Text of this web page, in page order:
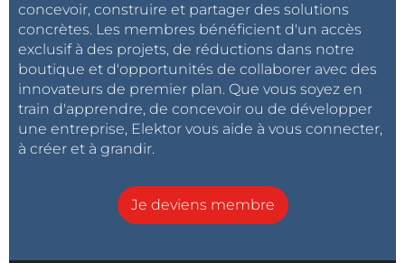
concevoir, construire et partager des solutions
concrètes. Les membres bénéficient d'un accès
exclusif à des projets, de réductions dans notre
boutique et d'opportunités de collaborer avec des
innovateurs de premier plan. Que vous soyez en
train d'apprendre, de concevoir ou de développer
une entreprise, Elektor vous aide à vous connecter,
à créer et à grandir.
Je deviens membre